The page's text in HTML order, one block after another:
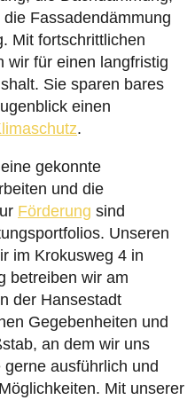
Fassadendämmung
Mit fortschrittlichen
wir für einen langfristig
Sie sparen bares
einen
.
gekonnte
und die
Förderung sind
Unseren
im Krokusweg 4 in
betreiben wir am
der Hansestadt
Gegebenheiten und
an dem wir uns
ausführlich und
Mit unserer